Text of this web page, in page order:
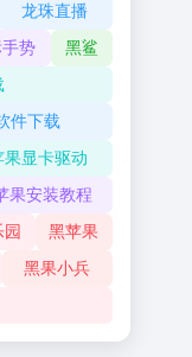
龙珠直播
势 黑鲨
件下载
果显卡驱动
果安装教程
黑苹果
黑果小兵